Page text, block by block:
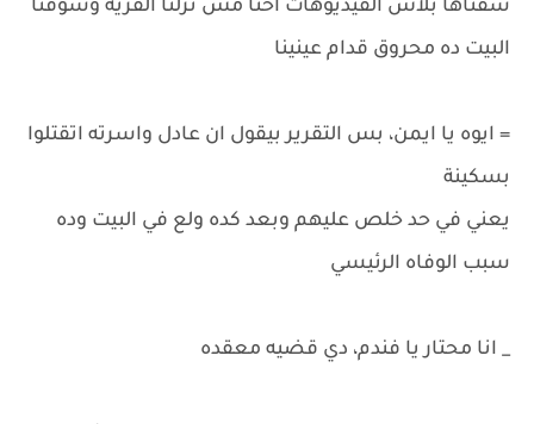
شفناها بلاش الفيديوهات احنا مش نزلنا القريه وشوفنا
البيت ده محروق قدام عينينا
= ايوه يا ايمن، بس التقرير بيقول ان عادل واسرته اتقتلوا
بسكينة
يعني في حد خلص عليهم وبعد كده ولع في البيت وده
سبب الوفاه الرئيسي
_ انا محتار يا فندم، دي قضيه معقده